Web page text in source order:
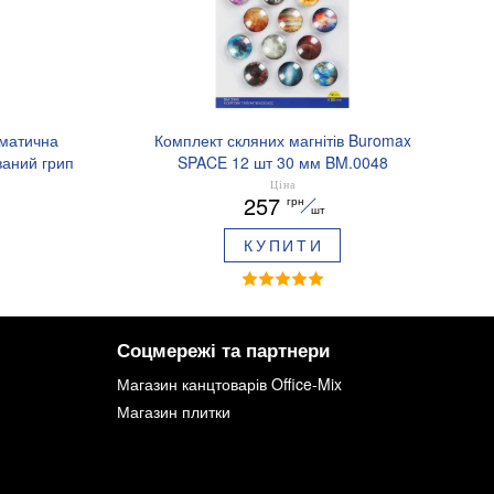
грип
02
Комплект скляних магнітів Buromax
SPACE 12 шт 30 мм BM.0048
Ціна
257 грн
шт
КУПИТИ
Соцмережі та партнери
Магазин канцтоварів Office-Mix
Магазин плитки